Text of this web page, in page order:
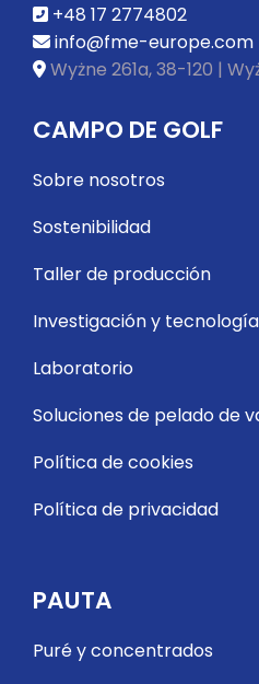
+48 17 2774802
info@fme-europe.com
Wyżne 261a, 38-120 |
CAMPO DE GOLF
Sobre nosotros
Sostenibilidad
Taller de producción
Investigación y tecnología
Laboratorio
Soluciones de pelado de
Política de cookies
Política de privacidad
PAUTA
Puré y concentrados